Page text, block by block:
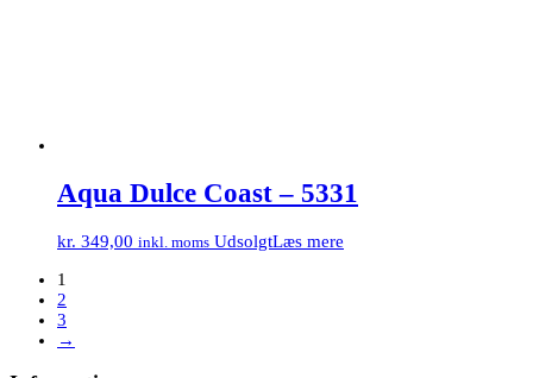
Aqua Dulce Coast – 5331
kr. 349,00 inkl. moms UdsolgtLæs mere
1
2
3
→